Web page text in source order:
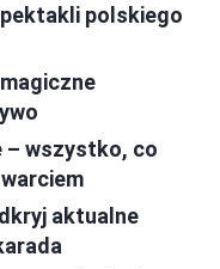
polskiego
– wszystko, co
aktualne